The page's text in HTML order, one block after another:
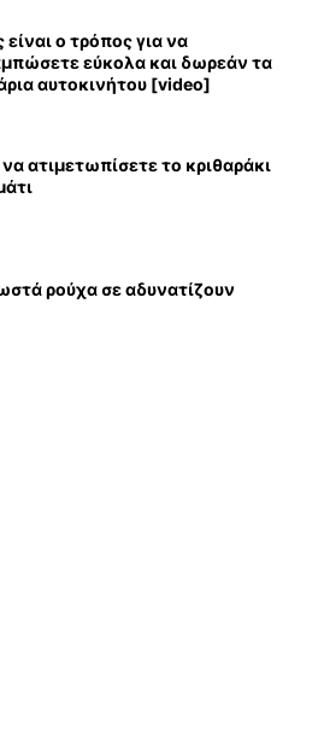
ο τρόπος για να
εύκολα και δωρεάν τα
αυτοκινήτου [video]
ατιμετωπίσετε το κριθαράκι
ρούχα σε αδυνατίζουν